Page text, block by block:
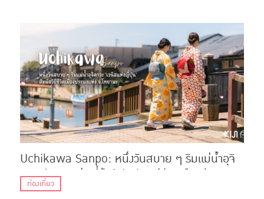
Uchikawa Sanpo: หนึ่งวันสบาย ๆ ริมแม่น้ำอุจิ
คาวะ ‘เวนิสแห่งญี่ปุ่น’ สัมผัสวิถีชีวิตเมืองประมง
แห่ง จ.โทยามะ
ท่องเที่ยว